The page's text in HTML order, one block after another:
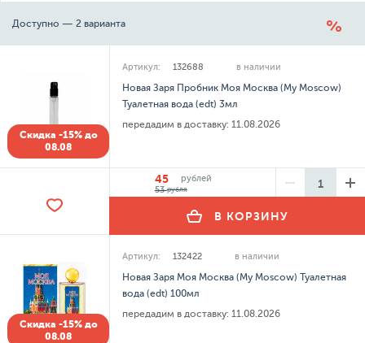
Доступно — 2 варианта
Скидка -15% до
08.08
Артикул: 132688 в наличии
Новая Заря Пробник Моя Москва (My Moscow)
Туалетная вода (edt) 3мл
передадим в доставку: 11.08.2026
45
рублей
53рубля
В КОРЗИНУ
Скидка -15% до
08.08
Артикул: 132422 в наличии
Новая Заря Моя Москва (My Moscow) Туалетная
вода (edt) 100мл
передадим в доставку: 11.08.2026